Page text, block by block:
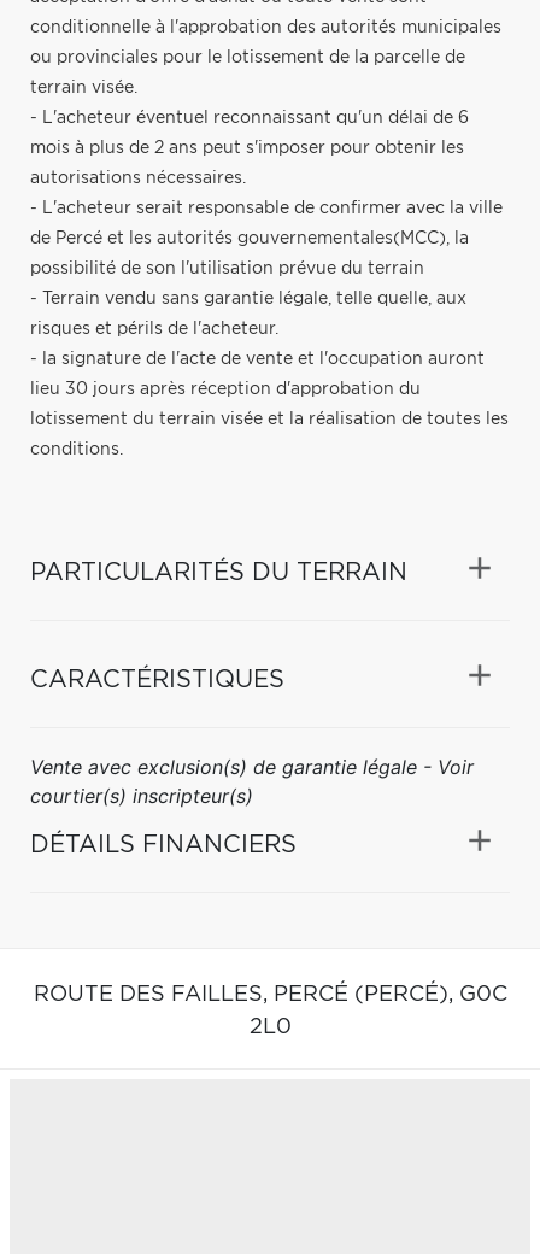
conditionnelle à l'approbation des autorités municipales
ou provinciales pour le lotissement de la parcelle de
terrain visée.
- L'acheteur éventuel reconnaissant qu'un délai de 6
mois à plus de 2 ans peut s'imposer pour obtenir les
autorisations nécessaires.
- L'acheteur serait responsable de confirmer avec la ville
de Percé et les autorités gouvernementales(MCC), la
possibilité de son l'utilisation prévue du terrain
- Terrain vendu sans garantie légale, telle quelle, aux
risques et périls de l'acheteur.
- la signature de l'acte de vente et l'occupation auront
lieu 30 jours après réception d'approbation du
lotissement du terrain visée et la réalisation de toutes les
conditions.
PARTICULARITÉS DU TERRAIN
CARACTÉRISTIQUES
Vente avec exclusion(s) de garantie légale - Voir
courtier(s) inscripteur(s)
DÉTAILS FINANCIERS
ROUTE DES FAILLES, PERCÉ (PERCÉ), G0C
2L0